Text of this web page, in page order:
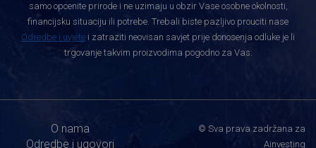
samo opcenite prirode i ne uzimaju u obzir Vase osobne okolnosti,
financijsku situaciju ili potrebe. Trebali biste pazljivo prouciti nase
Odredbe i uvjete i zatraziti neovisan savjet prije donosenja odluke je li
trgovanje takvim proizvodima pogodno za Vas.
O nama
Odredbe i ugovori
© Sva prava zadržana za
Ainvesting